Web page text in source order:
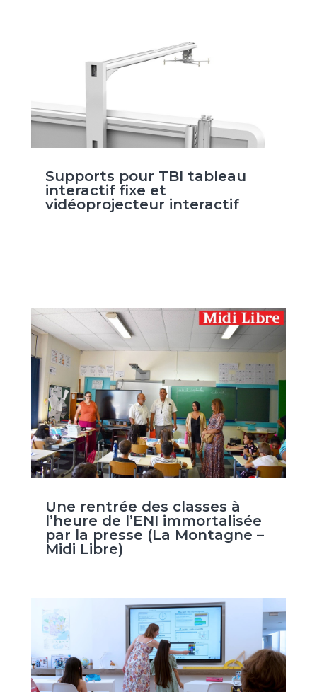
Supports pour TBI tableau
interactif fixe et
vidéoprojecteur interactif
Une rentrée des classes à
l’heure de l’ENI immortalisée
par la presse (La Montagne –
Midi Libre)